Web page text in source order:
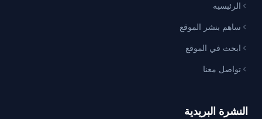
الرئيسيه
ساهم بنشر الموقع
ابحث في الموقع
تواصل معنا
النشرة البريدية